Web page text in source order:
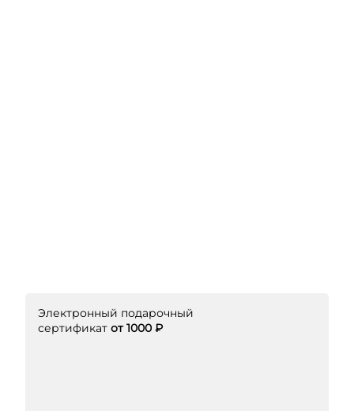
Электронный подарочный
сертификат от 1000 ₽